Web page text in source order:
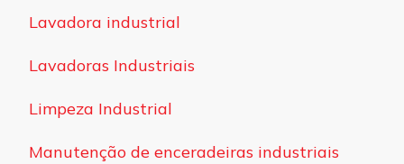
Lavadora industrial
Lavadoras Industriais
Limpeza Industrial
Manutenção de enceradeiras industriais